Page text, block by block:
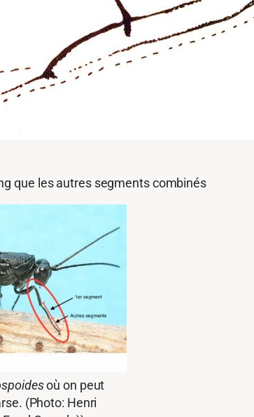
que les autres segments combinés
où on peut
(Photo: Henri